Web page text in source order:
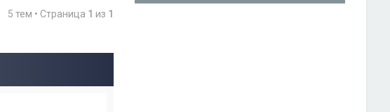
5 тем • Страница 1 из 1